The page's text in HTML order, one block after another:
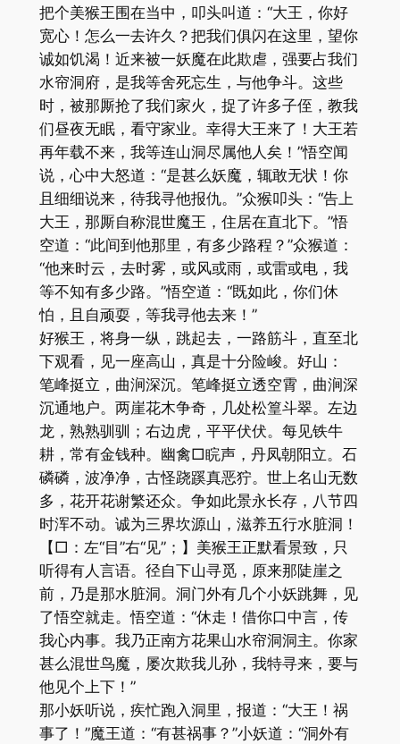
把个美猴王围在当中，叩头叫道：“大王，你好
宽心！怎么一去许久？把我们俱闪在这里，望你
诚如饥渴！近来被一妖魔在此欺虐，强要占我们
水帘洞府，是我等舍死忘生，与他争斗。这些
时，被那厮抢了我们家火，捉了许多子侄，教我
们昼夜无眠，看守家业。幸得大王来了！大王若
再年载不来，我等连山洞尽属他人矣！”悟空闻
说，心中大怒道：“是甚么妖魔，辄敢无状！你
且细细说来，待我寻他报仇。”众猴叩头：“告上
大王，那厮自称混世魔王，住居在直北下。”悟
空道：“此间到他那里，有多少路程？”众猴道：
“他来时云，去时雾，或风或雨，或雷或电，我
等不知有多少路。”悟空道：“既如此，你们休
怕，且自顽耍，等我寻他去来！”
好猴王，将身一纵，跳起去，一路筋斗，直至北
下观看，见一座高山，真是十分险峻。好山：
笔峰挺立，曲涧深沉。笔峰挺立透空霄，曲涧深
沉通地户。两崖花木争奇，几处松篁斗翠。左边
龙，熟熟驯驯；右边虎，平平伏伏。每见铁牛
耕，常有金钱种。幽禽□睆声，丹凤朝阳立。石
磷磷，波净净，古怪跷蹊真恶狞。世上名山无数
多，花开花谢繁还众。争如此景永长存，八节四
时浑不动。诚为三界坎源山，滋养五行水脏洞！
【□：左“目”右“见”；】美猴王正默看景致，只
听得有人言语。径自下山寻觅，原来那陡崖之
前，乃是那水脏洞。洞门外有几个小妖跳舞，见
了悟空就走。悟空道：“休走！借你口中言，传
我心内事。我乃正南方花果山水帘洞洞主。你家
甚么混世鸟魔，屡次欺我儿孙，我特寻来，要与
他见个上下！”
那小妖听说，疾忙跑入洞里，报道：“大王！祸
事了！”魔王道：“有甚祸事？”小妖道：“洞外有